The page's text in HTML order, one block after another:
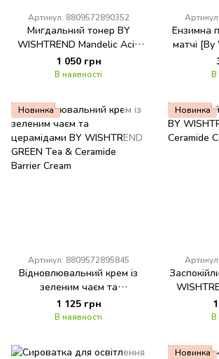
Артикул: 8809572890352
Мигдальний тонер BY
WISHTREND Mandelic Acid
Gentle Exfoliating Toner
1 050 грн
В наявності
Ензимна
матчі
Tea &
В
Новинка
Артикул: 8809572895845
Відновлювальний крем із
зеленим чаєм та
церамідами BY WISHTREND
GREEN Tea & Ceramide
1 125 грн
В наявності
Новинка
Ceramide
В
Новинка